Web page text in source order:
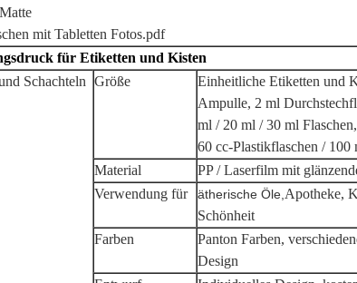
mit Tabletten Fotos.pdf
für Etiketten und Kisten
Schachteln Größe
Einheitliche Etiketten und
Ampulle, 2 ml
ml / 20 ml / 30 ml
60 cc-Plastikflaschen / 100
Material
PP / Laserfilm mit
Verwendung für
ätherische Öle, Apotheke,
Schönheit
Farben
Panton Farben,
Design